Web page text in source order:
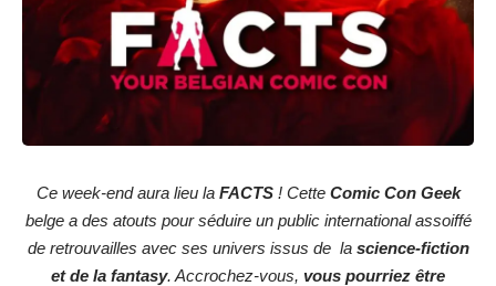
Ce week-end aura lieu la FACTS! Cette Comic Con Geek
belge a des atouts pour séduire un public international assoiffé
de retrouvailles avec ses univers issus de la science-fiction
et de la fantasy. Accrochez-vous, vous pourriez être